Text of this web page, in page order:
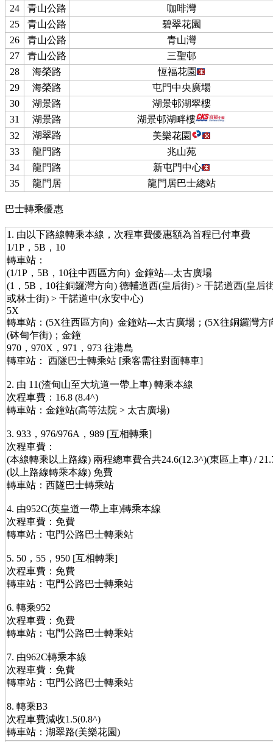
24 青山公路
咖啡灣
25
青山公路
碧翠花園
26
青山公路
青山灣
27
青山公路
三聖邨
28
海榮路
恆福花園
29
海榮路
屯門中央廣場
30
湖景路
湖景邨湖翠樓
31
湖景路
湖景邨湖畔樓
32
湖翠路
美樂花園
33
龍門路
兆山苑
34
龍門路
新屯門中心
35
龍門居 龍門居巴士總站
巴士轉乘優惠
1. 由以下路線轉乘本線，次程車費優惠額為首程已付車費
1/1P，5B，10
轉車站：
(1/1P，5B，10往中西區方向) 金鐘站---太古廣場
(1，5B，10往銅鑼灣方向) 德輔道西(皇后街) > 干諾道西(皇后
或林士街) > 干諾道中(永安中心)
5X
轉車站：(5X往西區方向) 金鐘站---太古廣場；(5X往銅鑼灣方
(砵甸乍街)；金鐘
970，970X，971，973 往港島
轉車站： 西隧巴士轉乘站 [乘客需往對面轉車]
2. 由 11(渣甸山至大坑道一帶上車) 轉乘本線
次程車費：16.8 (8.4^)
轉車站：金鐘站(高等法院 > 太古廣場)
3. 933，976/976A，989 [互相轉乘]
次程車費：
(本線轉乘以上路線) 兩程總車費合共24.6(12.3^)(東區上車) /
(以上路線轉乘本線) 免費
轉車站：西隧巴士轉乘站
4. 由952C(英皇道一帶上車)轉乘本線
次程車費：免費
轉車站：屯門公路巴士轉乘站
5. 50，55，950 [互相轉乘]
次程車費：免費
轉車站：屯門公路巴士轉乘站
6. 轉乘952
次程車費：免費
轉車站：屯門公路巴士轉乘站
7. 由962C轉乘本線
次程車費：免費
轉車站：屯門公路巴士轉乘站
8. 轉乘B3
次程車費減收1.5(0.8^)
轉車站：湖翠路(美樂花園)